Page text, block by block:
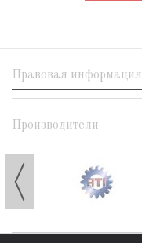
Правовая информация
Производители